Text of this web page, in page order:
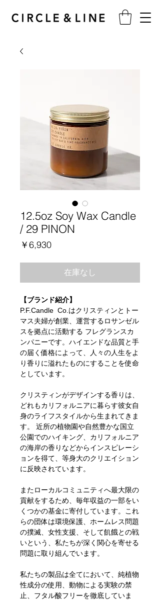
12.5oz Soy Wax Candle
/ 29 PINON
￥6,930価
在庫なし
【ブランド紹介】
P.F.Candle Co.はクリスティンとトー
マス夫婦が創業、運営するロサンゼル
スを拠点に活動する フレグランスカ
ンパニーです。ハイエンドな品質と手
の届く価格によって、人々の人生をよ
り香りに溢れたものにすることを使命
としています。
クリスティンがデザインする香りは、
どれもカリフォルニアに暮らす彼女自
身のライフスタイルから生まれてきま
す。 近所の植物園や自然豊かな国立
公園でのハイキング、カリフォルニア
の海岸の香りなどからインスピレーシ
ョンを得て、等身大のクリエイション
に反映されています。
またローカルコミュニティへ最大限の
貢献をするため、毎年収益の一部をい
くつかの基金に寄付しています。これ
らの団体は環境保護、ホームレス問題
の撲滅、女性支援、そして飢餓との戦
いという、私たちが深く関心を寄せる
問題に取り組んでいます。
私たちの製品は全てにおいて、純植物
性成分の使用、動物による実験の禁
止、フタル酸フリーを徹底していま